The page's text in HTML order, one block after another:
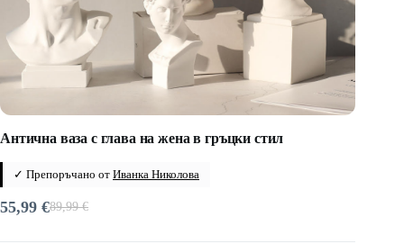
Антична ваза с глава на жена в гръцки стил
✓ Препоръчано от Иванка Николова
89,99€
Original
55,99 €
Текущата